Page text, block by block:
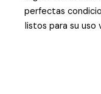
perfectas
listos para su uso